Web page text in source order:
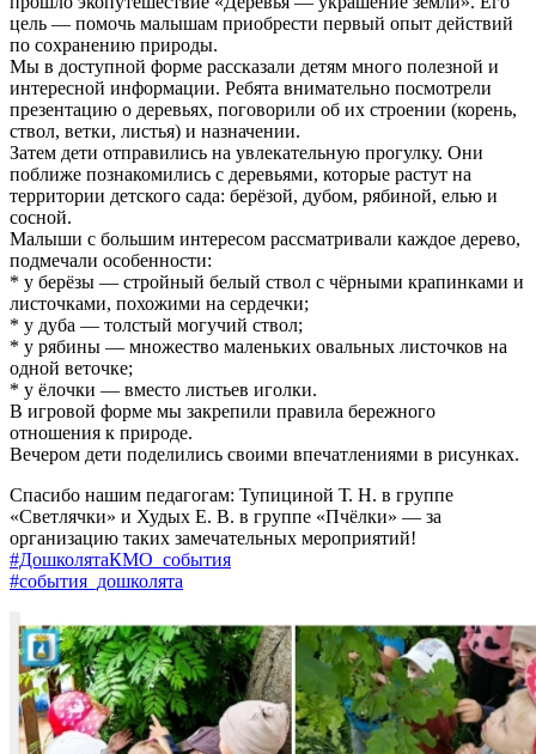
цель — помочь малышам приобрести первый опыт действий
по сохранению природы.
Мы в доступной форме рассказали детям много полезной и
интересной информации. Ребята внимательно посмотрели
презентацию о деревьях, поговорили об их строении (корень,
ствол, ветки, листья) и назначении.
Затем дети отправились на увлекательную прогулку. Они
поближе познакомились с деревьями, которые растут на
территории детского сада: берёзой, дубом, рябиной, елью и
сосной.
Малыши с большим интересом рассматривали каждое дерево,
подмечали особенности:
* у берёзы — стройный белый ствол с чёрными крапинками и
листочками, похожими на сердечки;
* у дуба — толстый могучий ствол;
* у рябины — множество маленьких овальных листочков на
одной веточке;
* у ёлочки — вместо листьев иголки.
В игровой форме мы закрепили правила бережного
отношения к природе.
Вечером дети поделились своими впечатлениями в рисунках.
Спасибо нашим педагогам: Тупициной Т. Н. в группе
«Светлячки» и Худых Е. В. в группе «Пчёлки» — за
организацию таких замечательных мероприятий!
#ДошколятаКМО_события
#события_дошколята